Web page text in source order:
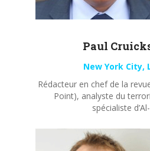
Paul
New York City,
Rédacteur en chef de la
Point), analyste du
spécialiste